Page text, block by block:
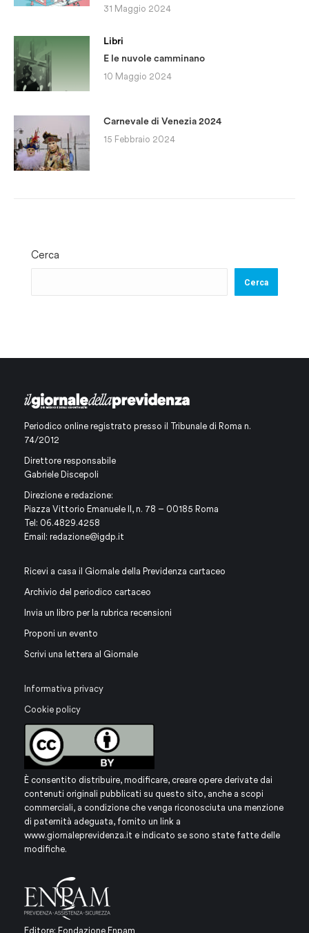
31 Maggio 2024
Libri
E le nuvole camminano
10 Maggio 2024
Carnevale di Venezia 2024
15 Febbraio 2024
Cerca
Cerca
Periodico online registrato presso il Tribunale di Roma n.
74/2012
Direttore responsabile
Gabriele Discepoli
Direzione e redazione:
Piazza Vittorio Emanuele II, n. 78 – 00185 Roma
Tel: 06.4829.4258
Email: redazione@igdp.it
Ricevi a casa il Giornale della Previdenza cartaceo
Archivio del periodico cartaceo
Invia un libro per la rubrica recensioni
Proponi un evento
Scrivi una lettera al Giornale
Informativa privacy
Cookie policy
È consentito distribuire, modificare, creare opere derivate dai
contenuti originali pubblicati su questo sito, anche a scopi
commerciali, a condizione che venga riconosciuta una menzione
di paternità adeguata, fornito un link a
www.giornaleprevidenza.it e indicato se sono state fatte delle
modifiche.
Editore: Fondazione Enpam